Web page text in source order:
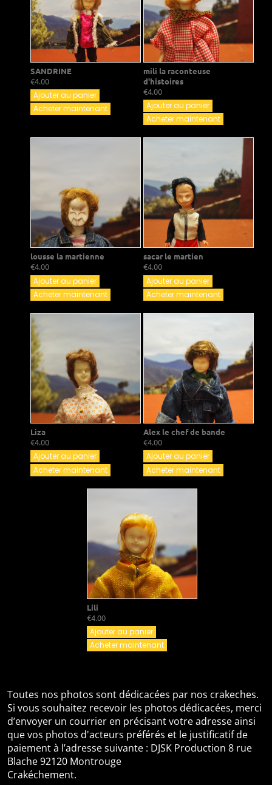
SANDRINE
€4.00
Ajouter au panier
Acheter maintenant
mili la raconteuse
d'histoires
€4.00
Ajouter au panier
Acheter maintenant
lousse la martienne
€4.00
Ajouter au panier
Acheter maintenant
sacar le martien
€4.00
Ajouter au panier
Acheter maintenant
Liza
€4.00
Ajouter au panier
Acheter maintenant
Alex le chef de bande
€4.00
Ajouter au panier
Acheter maintenant
Lili
€4.00
Ajouter au panier
Acheter maintenant
Toutes nos photos sont dédicacées par nos crakeches.
Si vous souhaitez recevoir les photos dédicacées, merci
d’envoyer un courrier en précisant votre adresse ainsi
que vos photos d'acteurs préférés et le justificatif de
paiement à l’adresse suivante : DJSK Production 8 rue
Blache 92120 Montrouge
Crakéchement.